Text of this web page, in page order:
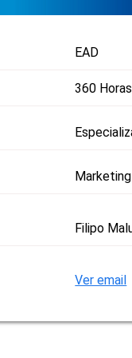
EAD
360
Filipo
Ver email